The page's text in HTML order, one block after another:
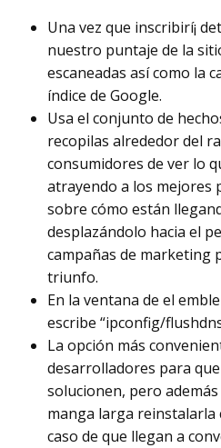
Una vez que inscribirí¡
nuestro puntaje de la
escaneadas así­ como la
índice de Google.
Usa el conjunto de
recopilas alrededor del
consumidores de ver lo
atrayendo a los mejores
sobre cómo están
desplazándolo hacia el
campañas de marketing
triunfo.
En la ventana de el
escribe “ipconfig/
La opción más
desarrolladores para
solucionen, pero
manga larga reinstalarla
caso de que llegan a